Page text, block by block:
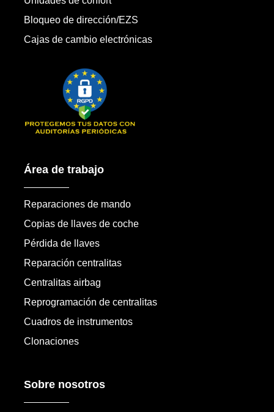
Bloqueo de dirección/EZS
Cajas de cambio electrónicas
Área de trabajo
Reparaciones de mando
Copias de llaves de coche
Pérdida de llaves
Reparación centralitas
Centralitas airbag
Reprogramación de centralitas
Cuadros de instrumentos
Clonaciones
Sobre nosotros